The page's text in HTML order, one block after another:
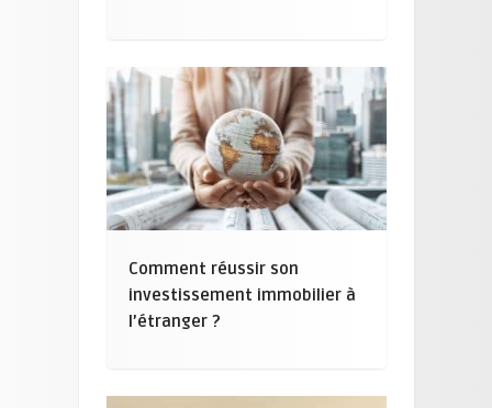
Comment réussir son
investissement immobilier à
l’étranger ?